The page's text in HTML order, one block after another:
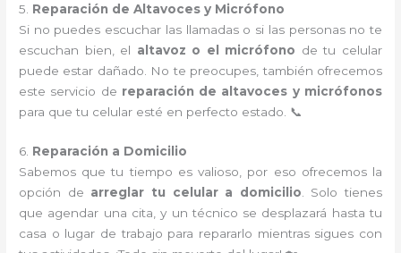
5. Reparación de Altavoces y Micrófono
Si no puedes escuchar las llamadas o si las personas no te
escuchan bien, el altavoz o el micrófono de tu celular
puede estar dañado. No te preocupes, también ofrecemos
este servicio de reparación de altavoces y micrófonos
para que tu celular esté en perfecto estado. 📞
6. Reparación a Domicilio
Sabemos que tu tiempo es valioso, por eso ofrecemos la
opción de arreglar tu celular a domicilio. Solo tienes
que agendar una cita, y un técnico se desplazará hasta tu
casa o lugar de trabajo para repararlo mientras sigues con